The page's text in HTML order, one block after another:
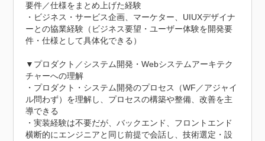
要件／仕様をまとめ上げた経験
・ビジネス・サービス企画、マーケター、UIUXデザイナ
ーとの協業経験（ビジネス要望・ユーザー体験を開発要
件・仕様として具体化できる）
▼プロダクト／システム開発・Webシステムアーキテク
チャーへの理解
・プロダクト・システム開発のプロセス（WF／アジャイ
ル問わず）を理解し、プロセスの構築や整備、改善を主
導できる
・実装経験は不要だが、バックエンド、フロントエンド
横断的にエンジニアと同じ前提で会話し、技術選定・設